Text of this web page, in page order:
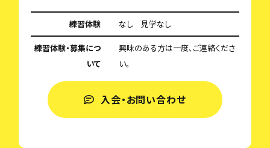
練習体験 なし 見学なし
練習体験・募集につ
いて
興味のある方は一度、ご連絡くださ
い。
入会・お問い合わせ